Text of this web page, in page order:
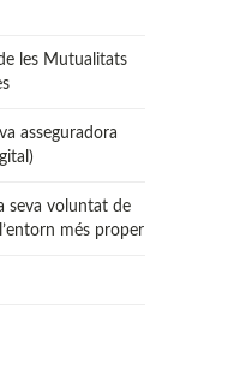
les Mutualitats
asseguradora
seva voluntat de
més proper